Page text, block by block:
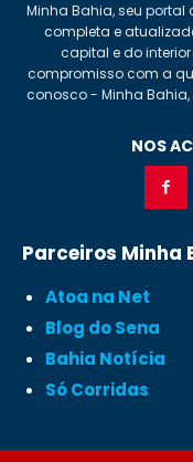
Minha Bahia, seu
completa e
capital e do
compromisso com a
conosco - Minha
NOS
Parceiros Minha
Atoa na Net
Blog do Sena
Bahia Notícia
Só Corridas